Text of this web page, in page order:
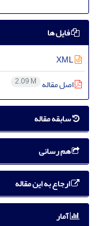
فایل ها
اصل مقاله 2.09 M
سابقه مقاله
هم رسانی
ارجاع به این مقاله
آمار